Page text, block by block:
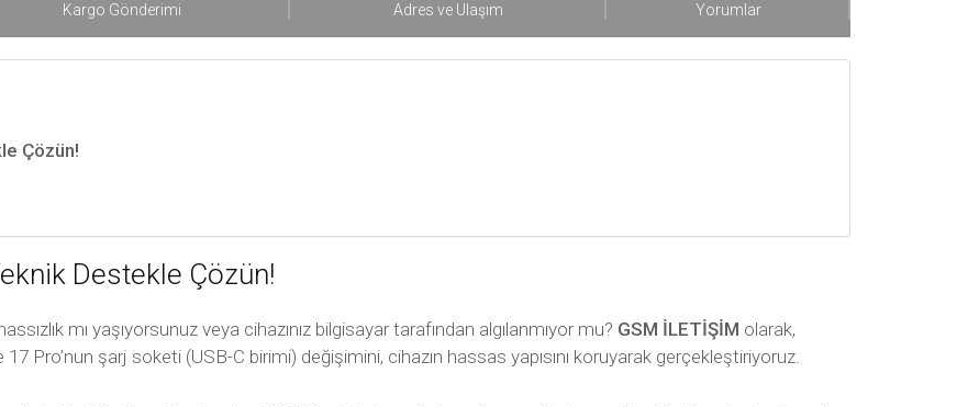
Kargo Gönderimi Adres ve Ulaşım Yorumlar
Çözün!
Destekle Çözün!
mı yaşıyorsunuz veya cihazınız bilgisayar tarafından algılanmıyor mu? GSM İLETİŞİM olarak,
Pro’nun şarj soketi (USB-C birimi) değişimini, cihazın hassas yapısını koruyarak gerçekleştiriyoruz.